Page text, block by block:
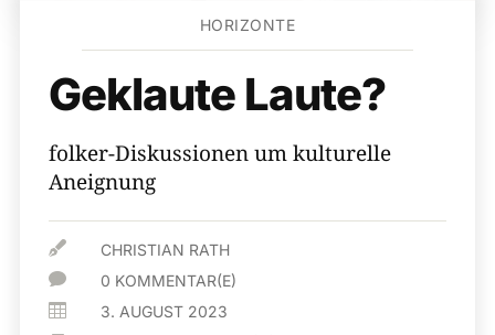
HORIZONTE
Geklaute Laute?
folker-Diskussionen um kulturelle
Aneignung
 CHRISTIAN RATH
 0 KOMMENTAR(E)
 3. AUGUST 2023